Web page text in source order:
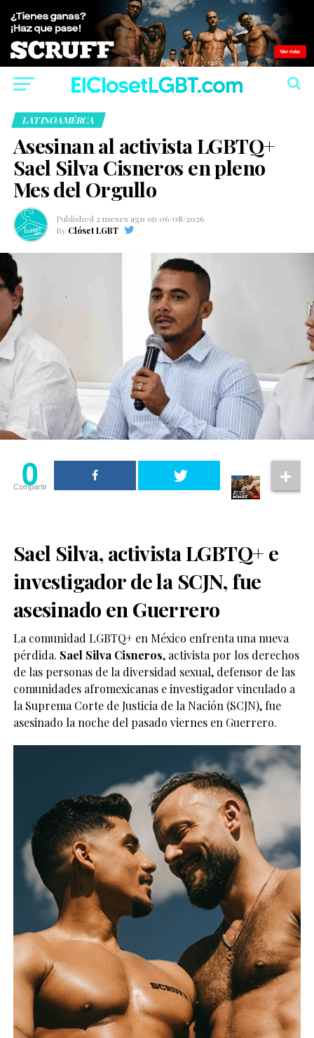
LATINOAMÉRCA
Asesinan al activista LGBTQ+
Sael Silva Cisneros en pleno
Mes del Orgullo
Published 2 meses ago on 06/08/2026
By Clóset LGBT
0
Compartir
Sael Silva, activista LGBTQ+ e
investigador de la SCJN, fue
asesinado en Guerrero
La comunidad LGBTQ+ en México enfrenta una nueva
pérdida. Sael Silva Cisneros, activista por los derechos
de las personas de la diversidad sexual, defensor de las
comunidades afromexicanas e investigador vinculado a
la Suprema Corte de Justicia de la Nación (SCJN), fue
asesinado la noche del pasado viernes en Guerrero.